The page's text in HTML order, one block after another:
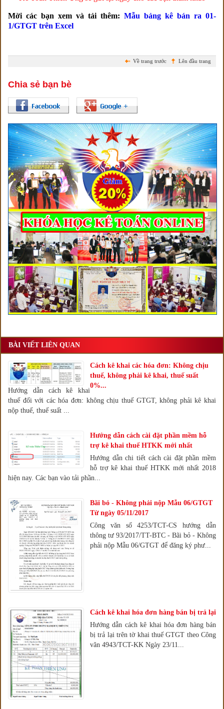
Mời các bạn xem và tải thêm: Mẫu bảng kê bán ra 01-
1/GTGT trên Excel
Lên đầu trang
Về trang trước
Chia sẻ bạn bè
BÀI VIẾT LIÊN QUAN
Cách kê khai các hóa đơn: Không chịu
thuế, không phải kê khai, thuế suất
0%...
Hướng dẫn cách kê khai
thuế đối với các hóa đơn: không chịu thuế GTGT, không phải kê khai
nộp thuế, thuế suất ...
Hướng dẫn cách cài đặt phần mềm hỗ
trợ kê khai thuế HTKK mới nhất
Hướng dẫn chi tiết cách cài đặt phần mềm
hỗ trợ kê khai thuế HTKK mới nhất 2018
hiện nay. Các bạn vào tải phần...
Bãi bỏ - Không phải nộp Mẫu 06/GTGT
Từ ngày 05/11/2017
Công văn số 4253/TCT-CS hướng dẫn
thông tư 93/2017/TT-BTC - Bãi bỏ - Không
phải nộp Mẫu 06/GTGT để đăng ký phư...
Cách kê khai hóa đơn hàng bán bị trả lại
Hướng dẫn cách kê khai hóa đơn hàng bán
bị trả lại trên tờ khai thuế GTGT theo Công
văn 4943/TCT-KK Ngày 23/11...